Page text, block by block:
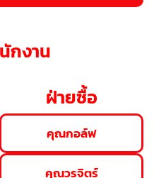
กงาน
ฝ่ายซื้อ
คุณกอล์ฟ
คุณวรจิตร์